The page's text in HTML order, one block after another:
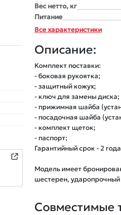
Вес нетто, кг
Питание
Все характеристики
Описание:
Комплект поставки:
- боковая рукоятка;
- защитный кожух;
- ключ для замены диска;
- прижимная шайба
- посадочная шайба
- комплект щеток;
- паспорт;
Гарантийный срок - 2
Модель имеет
шестерен,
Совместимые